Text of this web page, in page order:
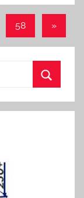
58
wpisy
»